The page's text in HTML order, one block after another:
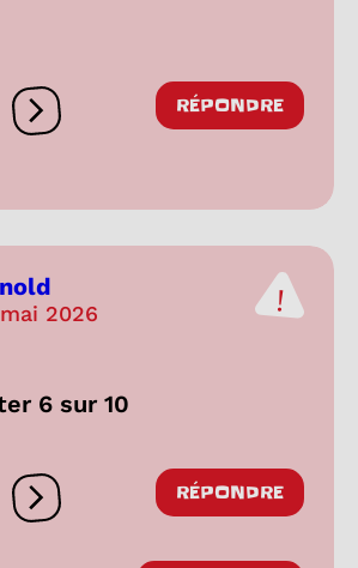
Ouvrir les réactions
RÉPONDRE
2026
6 sur 10
Ouvrir les réactions
RÉPONDRE